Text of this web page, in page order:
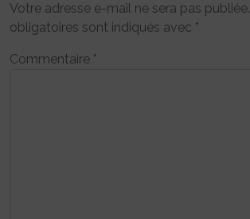
Votre adresse e-mail ne sera pas publiée.
obligatoires sont indiqués avec *
Commentaire *